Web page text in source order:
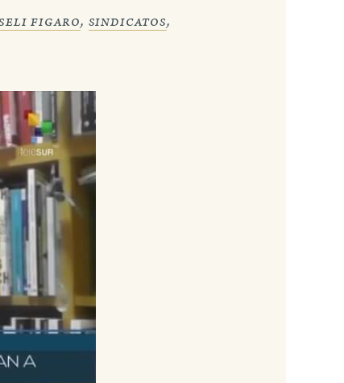
figaro, sindicatos,